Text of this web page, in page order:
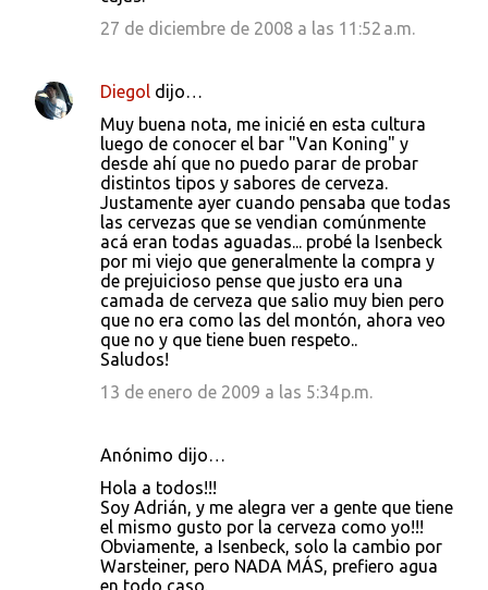
27 de diciembre de 2008 a las 11:52 a.m.
Diegol dijo…
Muy buena nota, me inicié en esta cultura
luego de conocer el bar "Van Koning" y
desde ahí que no puedo parar de probar
distintos tipos y sabores de cerveza.
Justamente ayer cuando pensaba que todas
las cervezas que se vendian comúnmente
acá eran todas aguadas... probé la Isenbeck
por mi viejo que generalmente la compra y
de prejuicioso pense que justo era una
camada de cerveza que salio muy bien pero
que no era como las del montón, ahora veo
que no y que tiene buen respeto..
Saludos!
13 de enero de 2009 a las 5:34 p.m.
Anónimo dijo…
Hola a todos!!!
Soy Adrián, y me alegra ver a gente que tiene
el mismo gusto por la cerveza como yo!!!
Obviamente, a Isenbeck, solo la cambio por
Warsteiner, pero NADA MÁS, prefiero agua
en todo caso.